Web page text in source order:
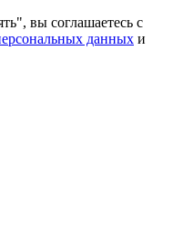
вы соглашаетесь с
данных и